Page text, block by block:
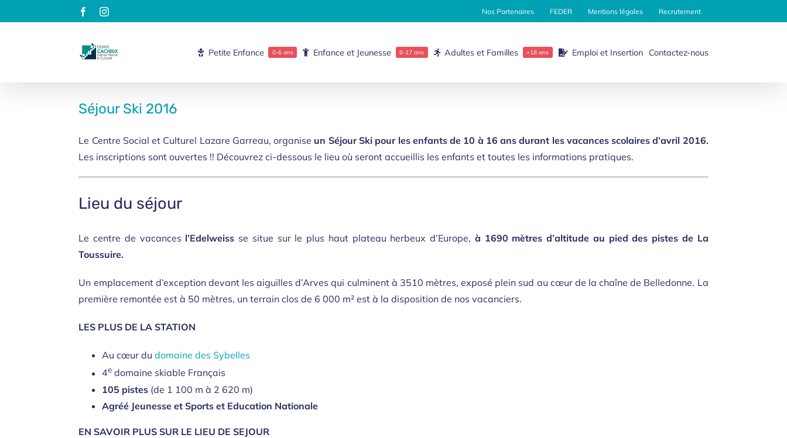
au
FacebookInstagram Nos Partenaires FEDER Mentions légales Recrutement
Petite Enfance 0-6 ans Enfance et Jeunesse 6-17 ans Adultes et Familles +18 ans Emploi et Insertion Contactez-nous
Séjour Ski 2016
Le Centre Social et Culturel Lazare Garreau, organise un Séjour Ski pour les enfants de 10 à 16 ans durant les vacances scolaires d’avril 2016.
Les inscriptions sont ouvertes !! Découvrez ci-dessous le lieu où seront accueillis les enfants et toutes les informations pratiques.
Lieu du séjour
Le centre de vacances l’Edelweiss se situe sur le plus haut plateau herbeux d’Europe, à 1690 mètres d’altitude au pied des pistes de La
Toussuire.
Un emplacement d’exception devant les aiguilles d’Arves qui culminent à 3510 mètres, exposé plein sud au cœur de la chaîne de Belledonne. La
première remontée est à 50 mètres, un terrain clos de 6 000 m² est à la disposition de nos vacanciers.
LES PLUS DE LA STATION
Au cœur dudomaine des Sybelles
4e domaine skiable Français
105 pistes (de 1 100 m à 2 620 m)
Agréé Jeunesse et Sports et Education Nationale
EN SAVOIR PLUS SUR LE LIEU DE SEJOUR